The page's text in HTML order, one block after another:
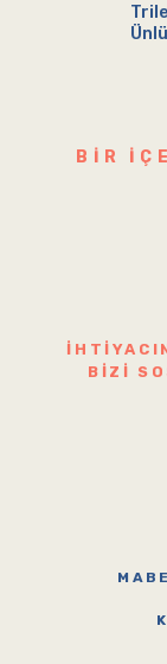
BIR
BIZI